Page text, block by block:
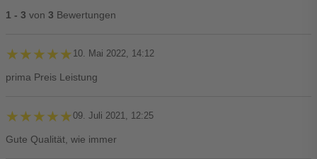
1 - 3 von 3 Bewertungen
★★★★★
★★★★★ 10. Mai 2022, 14:12
prima Preis Leistung
★★★★★
★★★★★09. Juli 2021, 12:25
Gute Qualität, wie immer